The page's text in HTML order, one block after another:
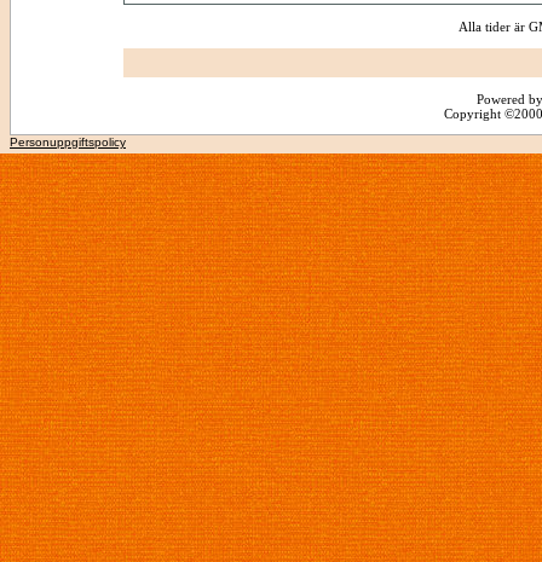
Alla tider är
Powered
Copyright
Personuppgiftspolicy